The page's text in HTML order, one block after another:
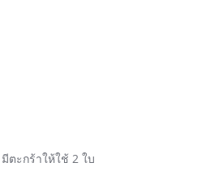
ตะกร้าให้ใช้ 2 ใบ